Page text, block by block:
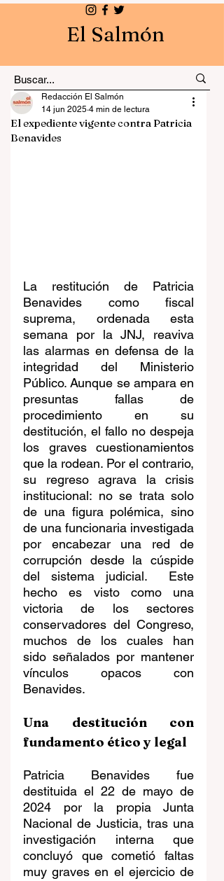
El Salmón
El expediente vigente contra Patricia
Benavides
Redacción El Salmón
14 jun 2025 4 min de lectura
La restitución de Patricia
Benavides como fiscal
suprema, ordenada esta
semana por la JNJ, reaviva
las alarmas en defensa de la
integridad del Ministerio
Público. Aunque se ampara en
presuntas fallas de
procedimiento en su
destitución, el fallo no despeja
los graves cuestionamientos
que la rodean. Por el contrario,
su regreso agrava la crisis
institucional: no se trata solo
de una figura polémica, sino
de una funcionaria investigada
por encabezar una red de
corrupción desde la cúspide
del sistema judicial.  Este
hecho es visto como una
victoria de los sectores
conservadores del Congreso,
muchos de los cuales han
sido señalados por mantener
vínculos opacos con
Benavides.
Una destitución con
fundamento ético y legal
Patricia Benavides fue
destituida el 22 de mayo de
2024 por la propia Junta
Nacional de Justicia, tras una
investigación interna que
concluyó que cometió faltas
muy graves en el ejercicio de